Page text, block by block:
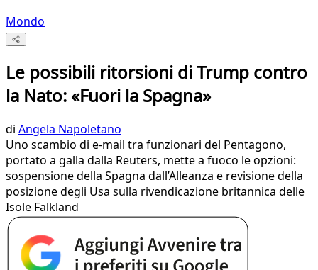
Mondo
Le possibili ritorsioni di Trump contro
la Nato: «Fuori la Spagna»
di Angela Napoletano
Uno scambio di e-mail tra funzionari del Pentagono,
portato a galla dalla Reuters, mette a fuoco le opzioni:
sospensione della Spagna dall’Alleanza e revisione della
posizione degli Usa sulla rivendicazione britannica delle
Isole Falkland